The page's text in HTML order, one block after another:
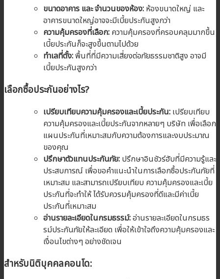
ขนาดอาคาร และ จำนวนของห้อง: ห้องขนาดใหญ่ และ
อาคารขนาดใหญ่อาจจะมีเบี้ยประกันสูงกว่า
ความคุ้มครองที่เลือก: ความคุ้มครองที่ครอบคลุมมากขึ้น
เบี้ยประกันก็จะสูงขึ้นตามไปด้วย
ทำเลที่ตั้ง:พื้นที่ที่มีความเสี่ยงต่อภัยธรรมชาติสูง อาจมี
เบี้ยประกันสูงกว่า
เลือกซื้อประกันอย่างไร?
เปรียบเทียบความคุ้มครองและเบี้ยประกัน: เปรียบเทียบ
ความคุ้มครองและเบี้ยประกันจากหลายๆ บริษัท เพื่อเลือก
แผนประกันที่เหมาะสมกับความต้องการและงบประมาณ
ของคุณ
ปรึกษาตัวแทนประกันภัย: ปรึกษาอินชัวร์ฮับที่มีความรู้และ
ประสบการณ์ เพื่อขอคำแนะนำในการเลือกซื้อประกันภัยที่
เหมาะสม และสามารถเปรียบเทียบ ความคุ้มครองและเบี้ย
ประกันที่จะทำให้ ได้รับควรมคุ้มครองที่ดีและมีค่าเบี้ย
ประกันที่เหมาะสม
อ่านรายละเอียดในกรมธรรม์:อ่านรายละเอียดในกรมธร
รม์ประกันภัยให้ละเอียด เพื่อให้เข้าใจถึงความคุ้มครองและ
เงื่อนไขต่างๆ อย่างชัดเจน
สำหรับนิติบุคคลคอนโด: